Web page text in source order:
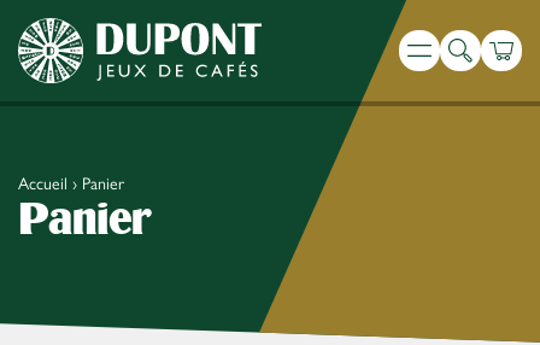
Menu
Recherche
Accueil › Panier
Panier